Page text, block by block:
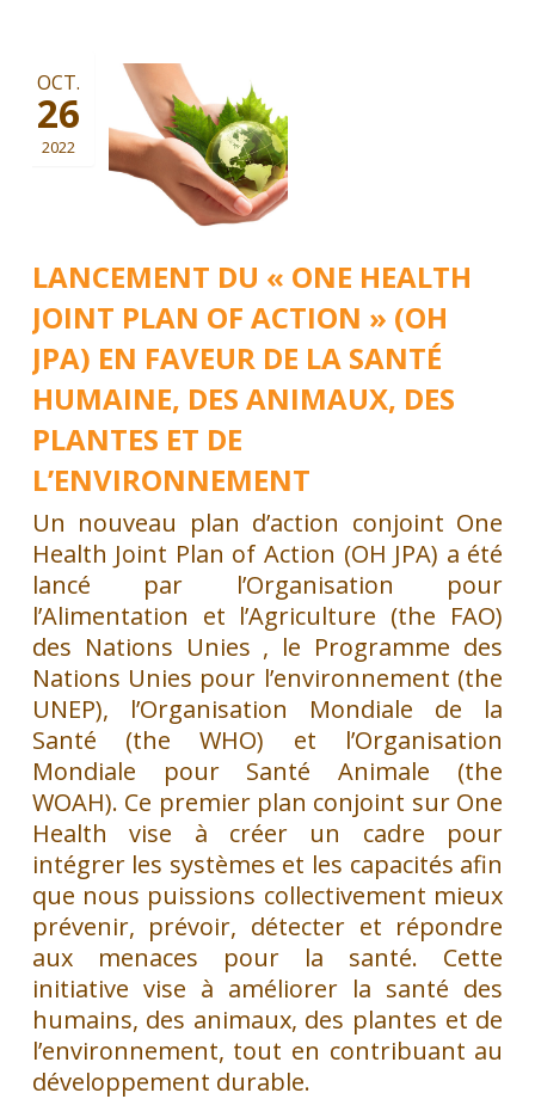
LANCEMENT DU « ONE HEALTH
JOINT PLAN OF ACTION » (OH
JPA) EN FAVEUR DE LA SANTÉ
HUMAINE, DES ANIMAUX, DES
PLANTES ET DE
L’ENVIRONNEMENT
OCT.
26
2022
Un nouveau plan d’action conjoint One
Health Joint Plan of Action (OH JPA) a été
lancé par l’Organisation pour
l’Alimentation et l’Agriculture (the FAO)
des Nations Unies , le Programme des
Nations Unies pour l’environnement (the
UNEP), l’Organisation Mondiale de la
Santé (the WHO) et l’Organisation
Mondiale pour Santé Animale (the
WOAH). Ce premier plan conjoint sur One
Health vise à créer un cadre pour
intégrer les systèmes et les capacités afin
que nous puissions collectivement mieux
prévenir, prévoir, détecter et répondre
aux menaces pour la santé. Cette
initiative vise à améliorer la santé des
humains, des animaux, des plantes et de
l’environnement, tout en contribuant au
développement durable.